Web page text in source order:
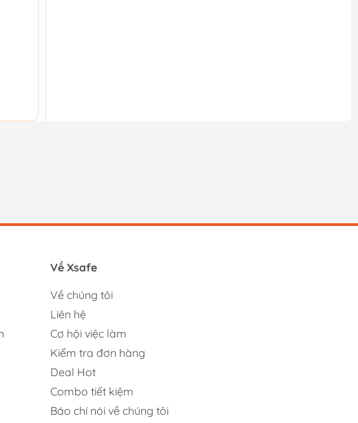
Về Xsafe
Về chúng tôi
Liên hệ
Cơ hội việc làm
Kiểm tra đơn hàng
Deal Hot
Combo tiết kiệm
Báo chí nói về chúng tôi